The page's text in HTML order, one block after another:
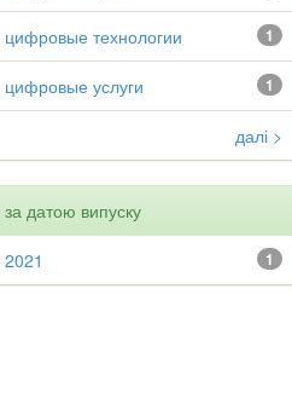
1
цифровые технологии
1
цифровые услуги
далі >
за датою випуску
1
2021